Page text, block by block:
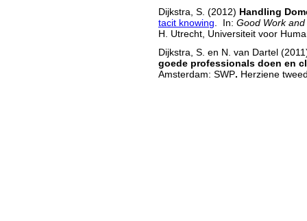
Dijkstra, S. (2012) Handling
tacit knowing. In: Good Work
H. Utrecht, Universiteit voor
Dijkstra, S. en N. van Dartel
goede professionals doen en
Amsterdam: SWP. Herziene